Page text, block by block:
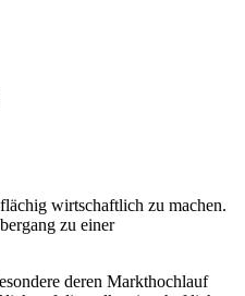
wirtschaftlich zu machen.
zu einer
deren Markthochlauf